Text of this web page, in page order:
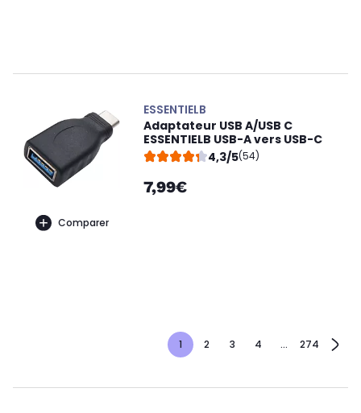
Comparer
ESSENTIELB
Adaptateur USB A/USB C
ESSENTIELB USB-A vers USB-C
4,3/5(54)
7,99€
1 2 3 4 ... 274